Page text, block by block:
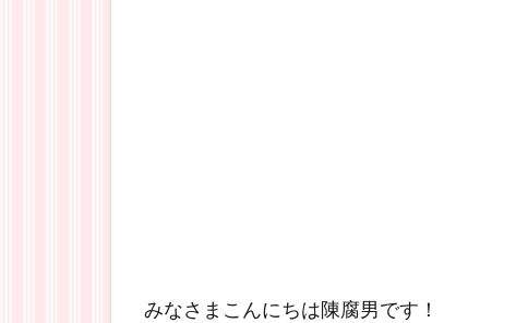
みなさまこんにちは陳腐男です！